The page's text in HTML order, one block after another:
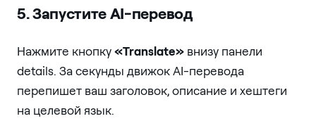
5. Запустите AI-перевод
Нажмите кнопку«Translate» внизу панели
details. За секунды движок AI-перевода
перепишет ваш заголовок, описание и хештеги
на целевой язык.